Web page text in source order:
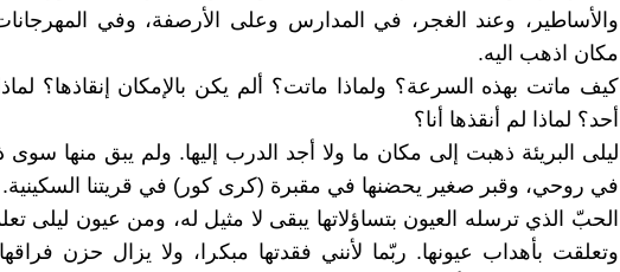
والأساطير، وعند الغجر، في المدارس وعلى الأرصفة، وفي
مكان اذهب اليه.
كيف ماتت بهذه السرعة؟ ولماذا ماتت؟ ألم يكن بالإمكان إنقاذها؟
أحد؟ لماذا لم أنقذها أنا؟
ليلى البريئة ذهبت إلى مكان ما ولا أجد الدرب إليها. ولم يبق منها سوى
في روحي، وقبر صغير يحضنها في مقبرة (كرى كور) في قريتنا السكينية.
الحبّ الذي ترسله العيون بتساؤلاتها يبقى لا مثيل له، ومن عيون ليلى
وتعلقت بأهداب عيونها. ربّما لأنني فقدتها مبكرا، ولا يزال حزن